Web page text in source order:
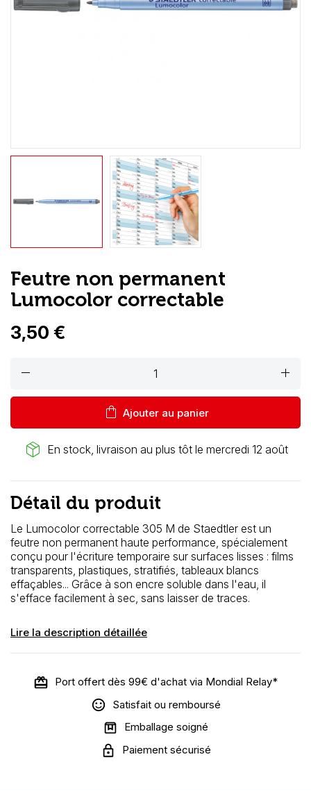
Loisirs Créatifs
Feutre non permanent
Lumocolor correctable
3,50 €
remove add
shopping_bag Ajouter au panier
package_2 En stock, livraison au plus tôt le mercredi 12 août
Détail du produit
Le Lumocolor correctable 305 M de Staedtler est un
feutre non permanent haute performance, spécialement
conçu pour l'écriture temporaire sur surfaces lisses : films
transparents, plastiques, stratifiés, tableaux blancs
effaçables... Grâce à son encre soluble dans l'eau, il
s'efface facilement à sec, sans laisser de traces.
Lire la description détaillée
Port offert dès 99€ d'achat via Mondial Relay*
Satisfait ou remboursé
Emballage soigné
Paiement sécurisé